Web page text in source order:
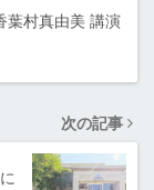
葉村真由美 講演
次の記事